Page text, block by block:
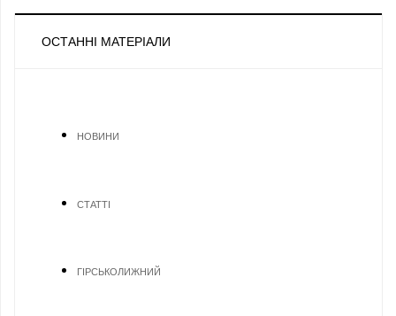
ОСТАННІ МАТЕРІАЛИ
НОВИНИ
СТАТТІ
ГІРСЬКОЛИЖНИЙ